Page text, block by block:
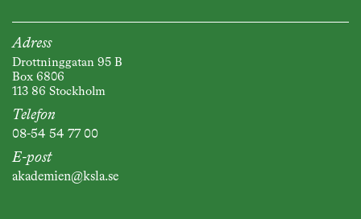
Adress
Drottninggatan 95 B
Box 6806
113 86 Stockholm
Telefon
08-54 54 77 00
E-post
akademien@ksla.se